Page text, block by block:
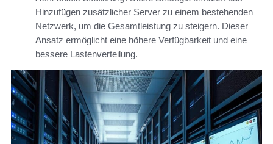
Hinzufügen zusätzlicher Server zu einem bestehenden
Netzwerk, um die Gesamtleistung zu steigern. Dieser
Ansatz ermöglicht eine höhere Verfügbarkeit und eine
bessere Lastenverteilung.